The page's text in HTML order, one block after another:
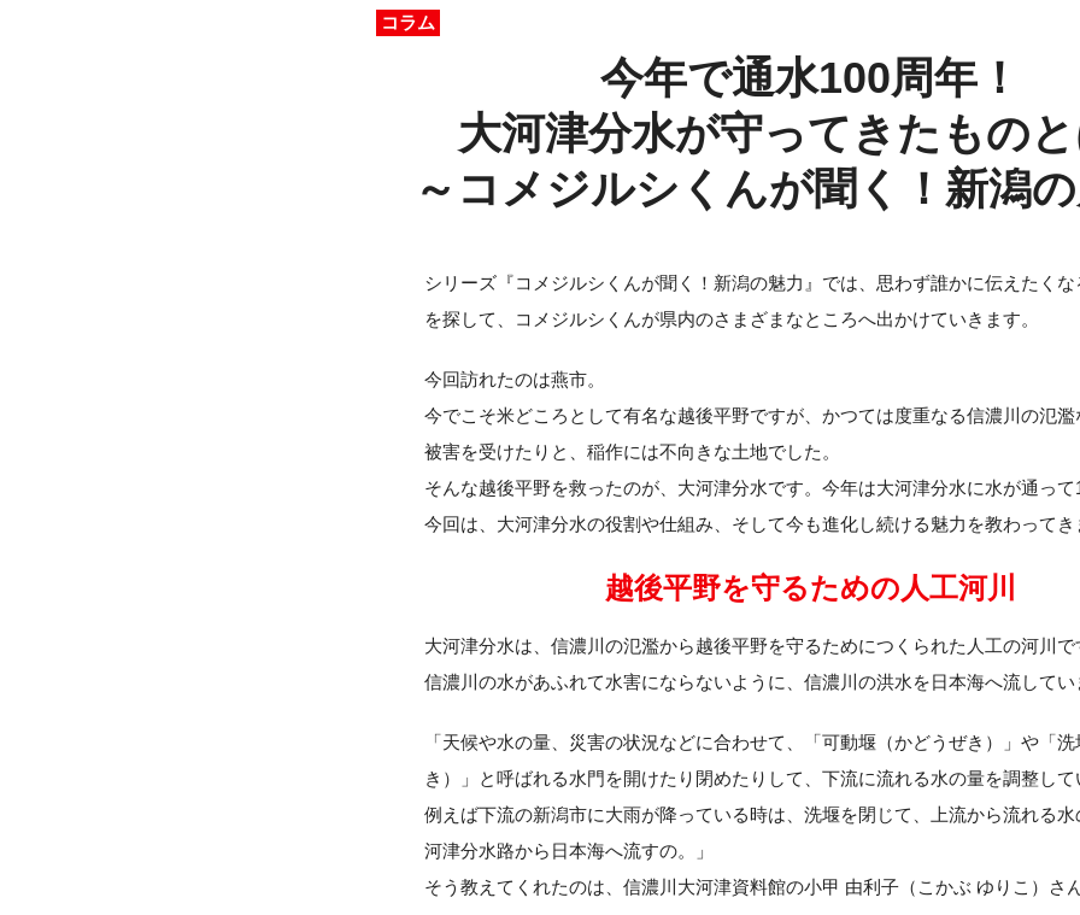
コラム
今年で通水100周年！
大河津分水が守ってきたもの
～コメジルシくんが聞く！新潟
シリーズ『コメジルシくんが聞く！新潟の魅力』では、思わず誰かに伝えたく
を探して、コメジルシくんが県内のさまざまなところへ出かけていきます。
今回訪れたのは燕市。
今でこそ米どころとして有名な越後平野ですが、かつては度重なる信濃川の氾
被害を受けたりと、稲作には不向きな土地でした。
そんな越後平野を救ったのが、大河津分水です。今年は大河津分水に水が通っ
今回は、大河津分水の役割や仕組み、そして今も進化し続ける魅力を教わってき
越後平野を守るための人工河川
大河津分水は、信濃川の氾濫から越後平野を守るためにつくられた人工の河川で
信濃川の水があふれて水害にならないように、信濃川の洪水を日本海へ流してい
「天候や水の量、災害の状況などに合わせて、「可動堰（かどうぜき）」や「
き）」と呼ばれる水門を開けたり閉めたりして、下流に流れる水の量を調整し
例えば下流の新潟市に大雨が降っている時は、洗堰を閉じて、上流から流れる
河津分水路から日本海へ流すの。」
そう教えてくれたのは、信濃川大河津資料館の小甲 由利子（こかぶ ゆりこ）さ